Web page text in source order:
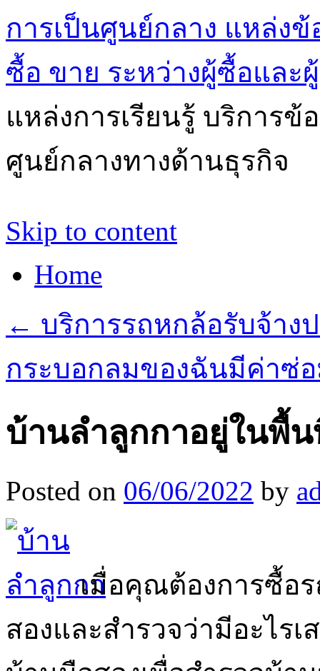
การเป็นศูนย์กลาง แหล่ง
ซื้อ ขาย ระหว่างผู้ซื้อและ
แหล่งการเรียนรู้ บริการข้
ศูนย์กลางทางด้านธุรกิจ
Skip to content
Home
← บริการรถหกล้อรับจ้าง
กระบอกลมของฉันมีค่าซ่
บ้านลำลูกกาอยู่ในพื้
Posted on 06/06/2022 by
เมื่อคุณต้องการซื้อ
สองและสำรวจว่ามีอะไรเ